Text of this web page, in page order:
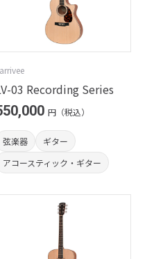
03 Recording Series
円（税込）
弦楽器
ギター
アコースティック・ギター